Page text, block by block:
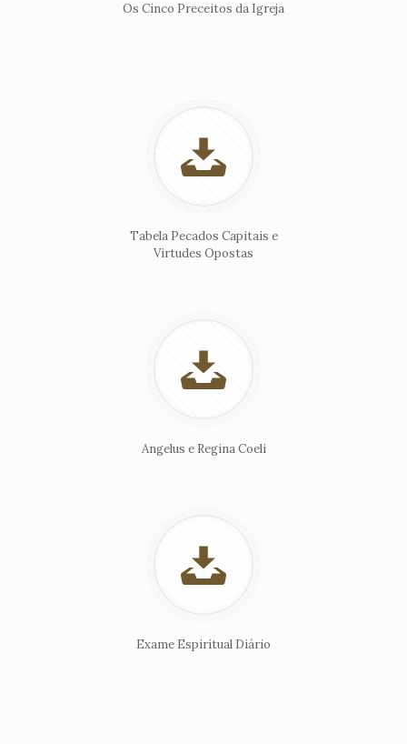
Os Cinco Preceitos da Igreja
Tabela Pecados Capitais e
Virtudes Opostas
Angelus e Regina Coeli
Exame Espiritual Diário